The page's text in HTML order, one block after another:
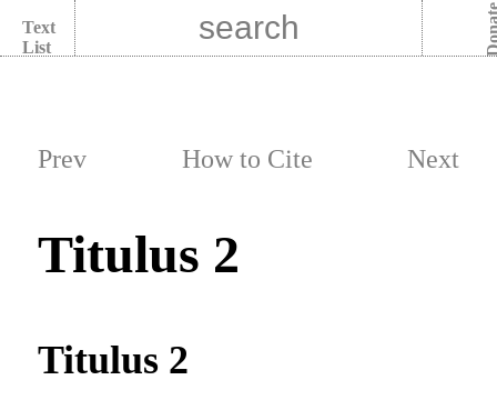
Text
List
Prev How to Cite Next
Titulus 2
Titulus 2